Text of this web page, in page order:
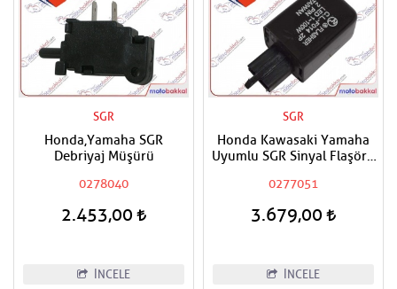
SGR
Honda,Yamaha SGR
Debriyaj Müşürü
0278040
2.453,00
İNCELE
SGR
Honda Kawasaki Yamaha
Uyumlu SGR Sinyal Flaşörü
0277051
3.679,00
İNCELE